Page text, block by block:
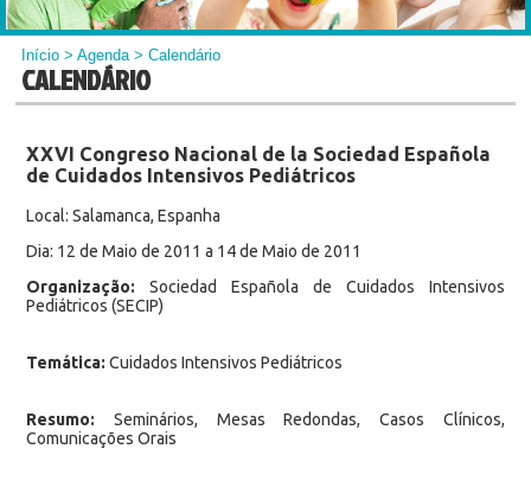
Início >Agenda> Calendário
CALENDÁRIO
XXVI Congreso Nacional de la Sociedad Española
de Cuidados Intensivos Pediátricos
Local: Salamanca, Espanha
Dia: 12 de Maio de 2011 a 14 de Maio de 2011
Organização: Sociedad Española de Cuidados Intensivos
Pediátricos (SECIP)
Temática: Cuidados Intensivos Pediátricos
Resumo: Seminários, Mesas Redondas, Casos Clínicos,
Comunicações Orais